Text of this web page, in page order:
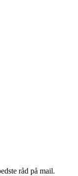
råd på mail.